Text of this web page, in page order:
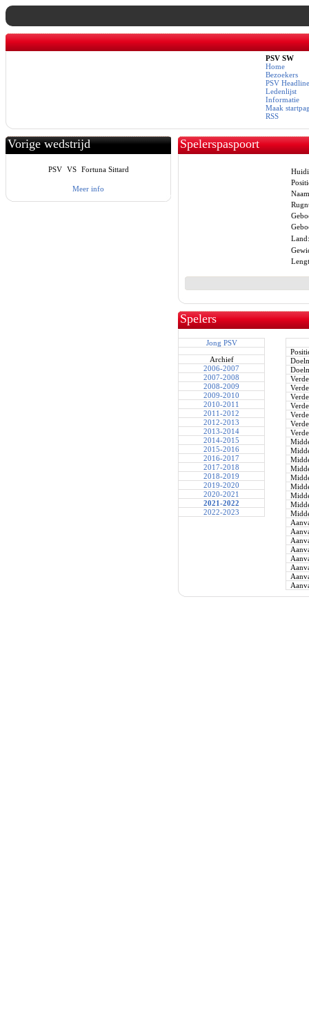
PSV SW
Home
Bezoekers
PSV
Ledenlijst
Informatie
Maak
RSS
Vorige wedstrijd
PSV VS Fortuna Sittard
Meer info
Spelerspaspoort
Land:
Spelers
Jong PSV
Archief
2006-2007
2007-2008
2008-2009
2009-2010
2010-2011
2011-2012
2012-2013
2013-2014
2014-2015
2015-2016
2016-2017
2017-2018
2018-2019
2019-2020
2020-2021
2021-2022
2022-2023